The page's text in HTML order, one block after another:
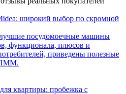
широкий выбор по скромной
посудомоечные машины
функционала, плюсов и
приведены полезные
ПММ.
квартиры: пробежка с